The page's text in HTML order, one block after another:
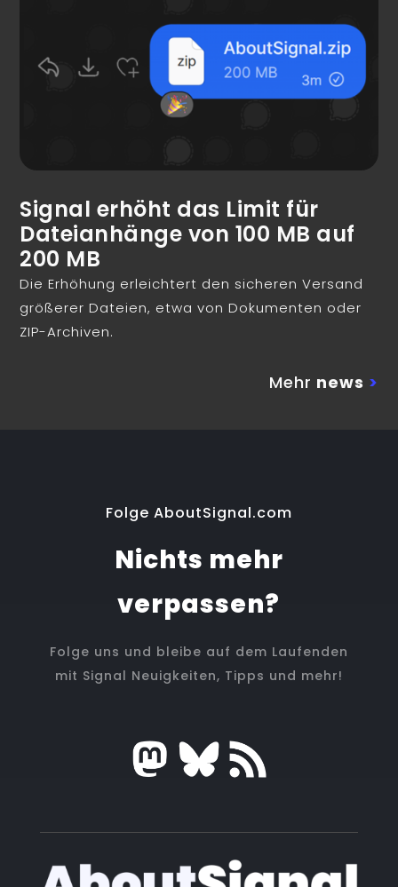
Signal erhöht das Limit für
Dateianhänge von 100 MB auf
200 MB
Die Erhöhung erleichtert den sicheren Versand
größerer Dateien, etwa von Dokumenten oder
ZIP-Archiven.
Mehr news >
Folge AboutSignal.com
Nichts mehr
verpassen?
Folge uns und bleibe auf dem Laufenden
mit Signal Neuigkeiten, Tipps und mehr!